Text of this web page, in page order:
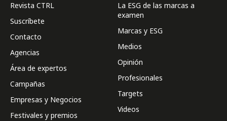
Revista CTRL
Suscríbete
Contacto
Agencias
Área de expertos
Campañas
Empresas y Negocios
Festivales y premios
La ESG de las marcas a
examen
Marcas y ESG
Medios
Opinión
Profesionales
Targets
Videos